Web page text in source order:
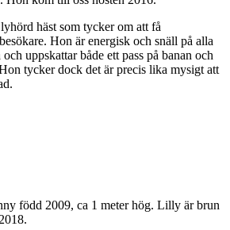
häst som tycker om att få
Hon är energisk och snäll på alla
uppskattar både ett pass på banan och
tycker dock det är precis lika mysigt att
född 2009, ca 1 meter hög. Lilly är brun